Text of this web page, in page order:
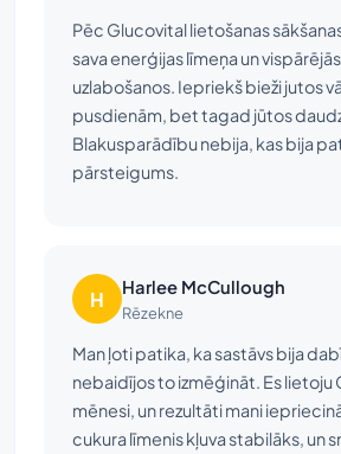
Pēc Glucovital lietošanas
sava enerģijas līmeņa un
uzlabošanos. Iepriekš bieži jutos
pusdienām, bet tagad jūtos
Blakusparādību nebija, kas bija
pārsteigums.
H Harlee McCullough
Rēzekne
Man ļoti patika, ka sastāvs bija
nebaidījos to izmēģināt. Es lietoju
mēnesi, un rezultāti mani
cukura līmenis kļuva stabilāks, un